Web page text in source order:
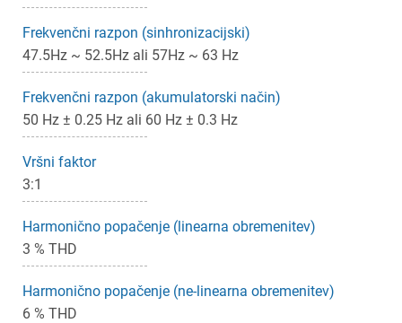
Frekvenčni razpon (sinhronizacijski)
47.5Hz ~ 52.5Hz ali 57Hz ~ 63 Hz
Frekvenčni razpon (akumulatorski način)
50 Hz ± 0.25 Hz ali 60 Hz ± 0.3 Hz
Vršni faktor
3:1
Harmonično popačenje (linearna obremenitev)
3 % THD
Harmonično popačenje (ne-linearna obremenitev)
6 % THD
Prijava
Prekliči